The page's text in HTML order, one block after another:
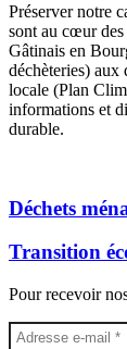
Préserver notre
sont au cœur des
Gâtinais en
déchèteries) aux
locale (Plan
informations et
durable.
Déchets
Transition
Pour recevoir